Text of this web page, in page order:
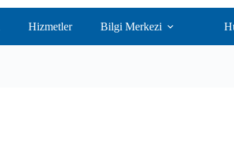
Hizmetler Bilgi Merkezi